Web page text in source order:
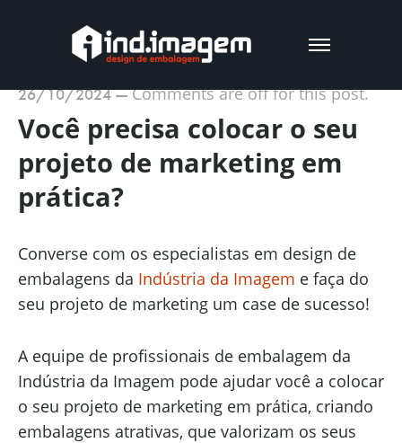
26/10/2024—Comments are off for this post.
Você precisa colocar o seu
projeto de marketing em
prática?
Converse com os especialistas em design de
embalagens da Indústria da Imagem e faça do
seu projeto de marketing um case de sucesso!
A equipe de profissionais de embalagem da
Indústria da Imagem pode ajudar você a colocar
o seu projeto de marketing em prática, criando
embalagens atrativas, que valorizam os seus